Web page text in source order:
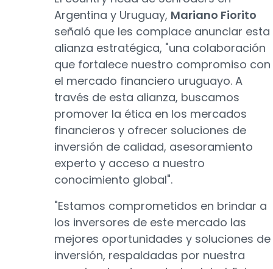
Argentina y Uruguay, Mariano Fiorito
señaló que les complace anunciar esta
alianza estratégica, "una colaboración
que fortalece nuestro compromiso con
el mercado financiero uruguayo. A
través de esta alianza, buscamos
promover la ética en los mercados
financieros y ofrecer soluciones de
inversión de calidad, asesoramiento
experto y acceso a nuestro
conocimiento global".
"Estamos comprometidos en brindar a
los inversores de este mercado las
mejores oportunidades y soluciones de
inversión, respaldadas por nuestra